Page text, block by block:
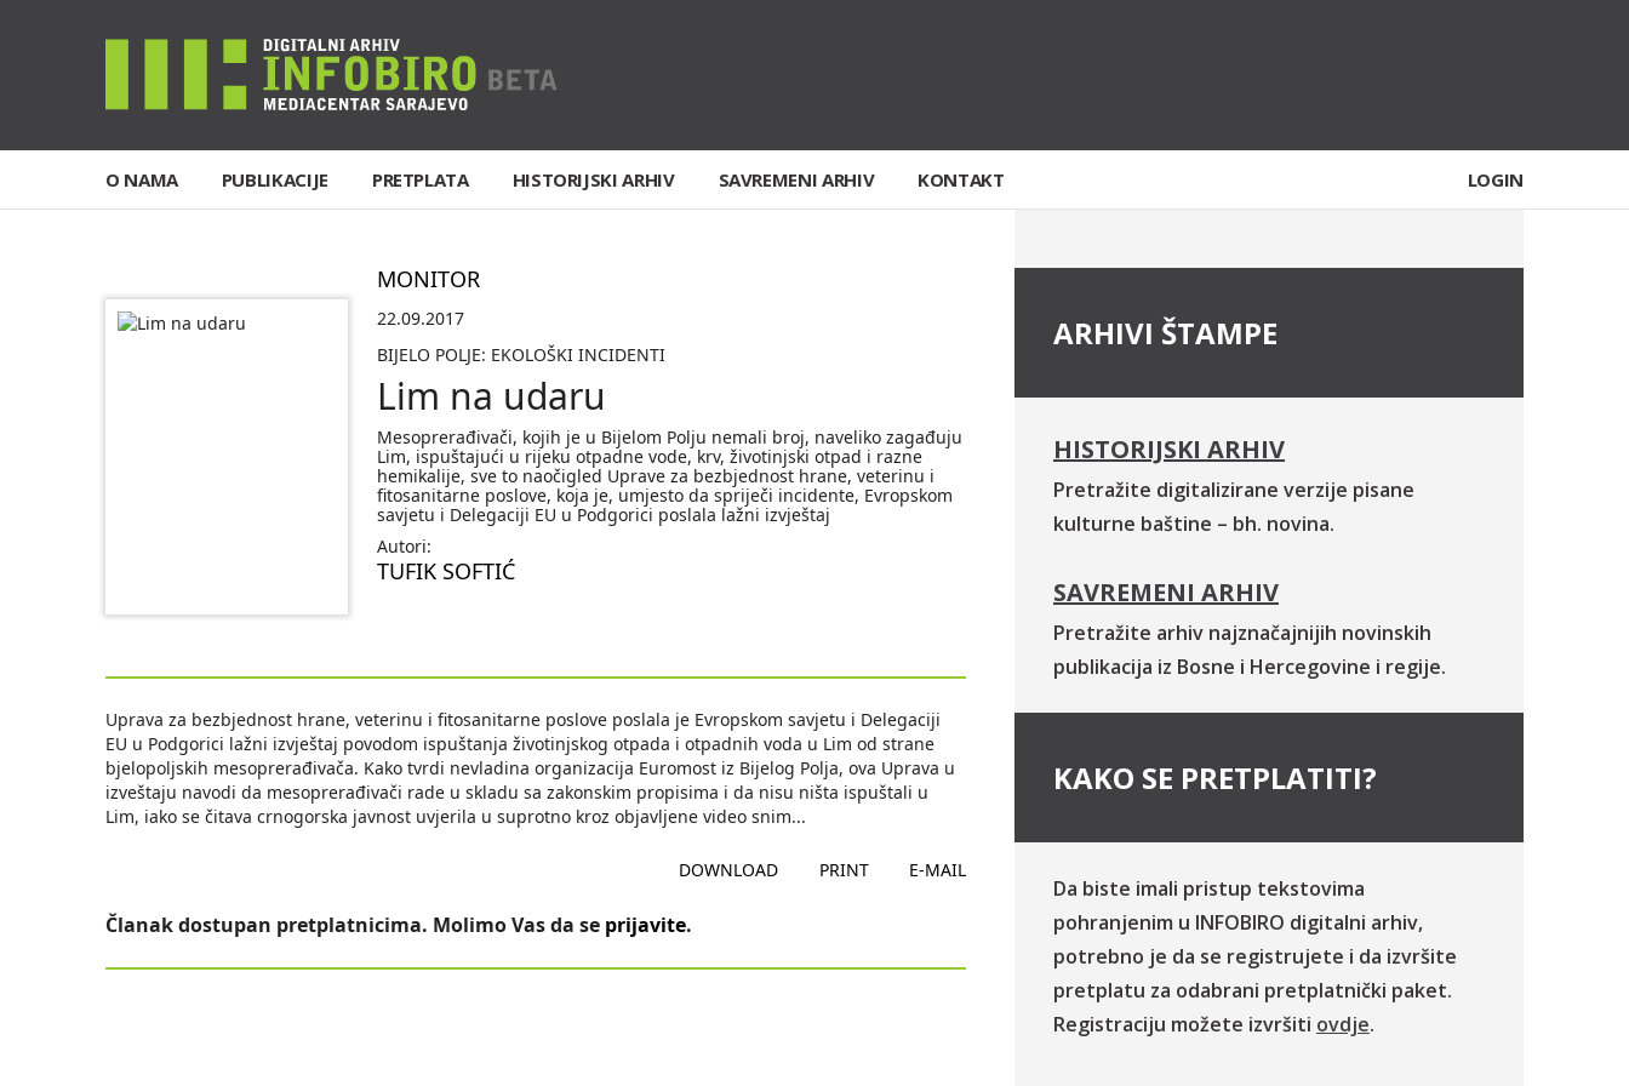
O NAMA PUBLIKACIJE PRETPLATA HISTORIJSKI ARHIV SAVREMENI ARHIV KONTAKT LOGIN
MONITOR
22.09.2017
BIJELO POLJE: EKOLOŠKI INCIDENTI
Lim na udaru
Mesoprerađivači, kojih je u Bijelom Polju nemali broj, naveliko zagađuju
Lim, ispuštajući u rijeku otpadne vode, krv, životinjski otpad i razne
hemikalije, sve to naočigled Uprave za bezbjednost hrane, veterinu i
fitosanitarne poslove, koja je, umjesto da spriječi incidente, Evropskom
savjetu i Delegaciji EU u Podgorici poslala lažni izvještaj
Autori:
TUFIK SOFTIĆ
Uprava za bezbjednost hrane, veterinu i fitosanitarne poslove poslala je Evropskom savjetu i Delegaciji
EU u Podgorici lažni izvještaj povodom ispuštanja životinjskog otpada i otpadnih voda u Lim od strane
bjelopoljskih mesoprerađivača. Kako tvrdi nevladina organizacija Euromost iz Bijelog Polja, ova Uprava u
izveštaju navodi da mesoprerađivači rade u skladu sa zakonskim propisima i da nisu ništa ispuštali u
Lim, iako se čitava crnogorska javnost uvjerila u suprotno kroz objavljene video snim...
DOWNLOAD PRINT E-MAIL
Članak dostupan pretplatnicima. Molimo Vas da se prijavite.
ARHIVI ŠTAMPE
HISTORIJSKI ARHIV
Pretražite digitalizirane verzije pisane
kulturne baštine – bh. novina.
SAVREMENI ARHIV
Pretražite arhiv najznačajnijih novinskih
publikacija iz Bosne i Hercegovine i regije.
KAKO SE PRETPLATITI?
Da biste imali pristup tekstovima
pohranjenim u INFOBIRO digitalni arhiv,
potrebno je da se registrujete i da izvršite
pretplatu za odabrani pretplatnički paket.
Registraciju možete izvršiti ovdje.